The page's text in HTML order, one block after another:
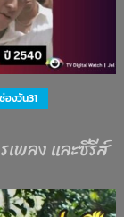
ช่องวัน31
เพลง และซีรีส์